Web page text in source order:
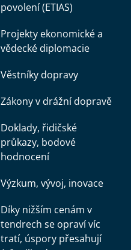
povolení (ETIAS)
Projekty ekonomické a
vědecké diplomacie
Věstníky dopravy
Zákony v drážní dopravě
Doklady, řidičské
průkazy, bodové
hodnocení
Výzkum, vývoj, inovace
Díky nižším cenám v
tendrech se opraví víc
tratí, úspory přesahují